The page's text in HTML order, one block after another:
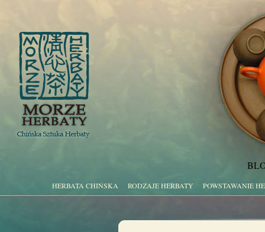
HERBATA CHIŃSKA RODZAJE HERBATY POWSTAWANIE